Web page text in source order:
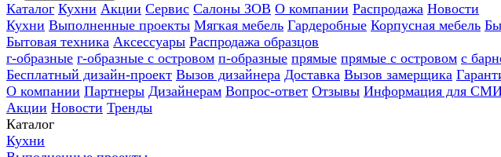
Каталог Кухни Акции Сервис Салоны ЗОВ О компании Распродажа Новости
Кухни Выполненные проекты Мягкая мебель Гардеробные Корпусная мебель
Бытовая техника Аксессуары Распродажа образцов
г-образные г-образные с островом п-образные прямые прямые с островом с
Бесплатный дизайн-проект Вызов дизайнера Доставка Вызов замерщика
О компании Партнеры Дизайнерам Вопрос-ответ Отзывы Информация для
Акции Новости Тренды
Каталог
Кухни